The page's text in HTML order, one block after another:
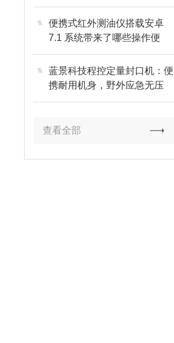
便携式红外测油仪搭载安卓
7.1 系统带来了哪些操作便
利？
蓝景科技程控定量封口机：便
携耐用机身，野外应急无压
力，适用全场景
查看全部